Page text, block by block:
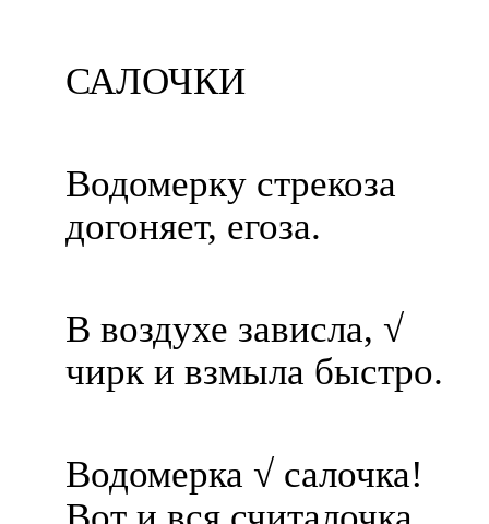
САЛОЧКИ
Водомерку стрекоза
догоняет, егоза.
В воздухе зависла, √
чирк и взмыла быстро.
Водомерка √ салочка!